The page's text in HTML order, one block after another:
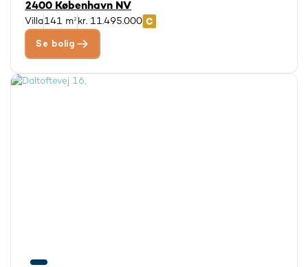
2400 København NV
Villa141 m² kr. 11.495.000
Se bolig